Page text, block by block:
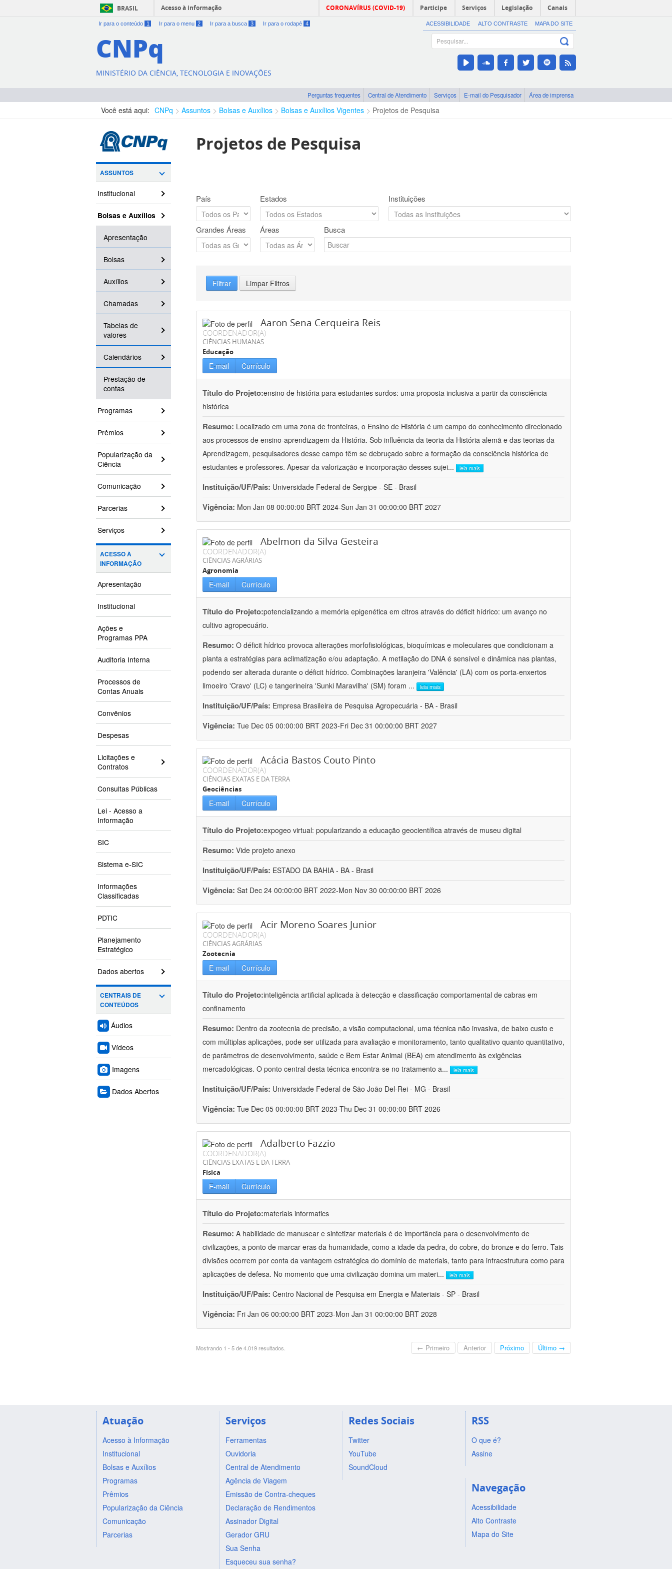
BRASIL Acesso à informação CORONAVÍRUS (COVID-19) Participe Serviços Legislação Canais
Ir para o conteúdo 1 Ir para o menu 2 Ir para a busca 3 Ir para o rodapé 4 ACESSIBILIDADE ALTO CONTRASTE MAPA DO SITE
CNPq
MINISTÉRIO DA CIÊNCIA, TECNOLOGIA E INOVAÇÕES
Perguntas frequentes Central de Atendimento Serviços E-mail do Pesquisador Área de imprensa
Você está aqui: CNPq Assuntos Bolsas e Auxílios Bolsas e Auxílios Vigentes Projetos de Pesquisa
ASSUNTOS
Institucional
Bolsas e Auxílios
Apresentação
Bolsas
Auxílios
Chamadas
Tabelas de
valores
Calendários
Prestação de
contas
Programas
Prêmios
Popularização da
Ciência
Comunicação
Parcerias
Serviços
ACESSO À
INFORMAÇÃO
Apresentação
Institucional
Ações e
Programas PPA
Auditoria Interna
Processos de
Contas Anuais
Convênios
Despesas
Licitações e
Contratos
Consultas Públicas
Lei - Acesso a
Informação
SIC
Sistema e-SIC
Informações
Classificadas
PDTIC
Planejamento
Estratégico
Dados abertos
CENTRAIS DE
CONTEÚDOS
Áudios
Vídeos
Imagens
Dados Abertos
Projetos de Pesquisa
País Estados Instituições
Grandes Áreas Áreas Busca
Filtrar Limpar Filtros
Aaron Sena Cerqueira Reis
COORDENADOR(A)
CIÊNCIAS HUMANAS
Educação
E-mail Currículo
Título do Projeto:ensino de história para estudantes surdos: uma proposta inclusiva a partir da consciência
histórica
Resumo: Localizado em uma zona de fronteiras, o Ensino de História é um campo do conhecimento direcionado
aos processos de ensino-aprendizagem da História. Sob influência da teoria da História alemã e das teorias da
Aprendizagem, pesquisadores desse campo têm se debruçado sobre a formação da consciência histórica de
estudantes e professores. Apesar da valorização e incorporação desses sujei... leia mais
Instituição/UF/País: Universidade Federal de Sergipe - SE - Brasil
Vigência: Mon Jan 08 00:00:00 BRT 2024-Sun Jan 31 00:00:00 BRT 2027
Abelmon da Silva Gesteira
COORDENADOR(A)
CIÊNCIAS AGRÁRIAS
Agronomia
E-mail Currículo
Título do Projeto:potencializando a memória epigenética em citros através do déficit hídrico: um avanço no
cultivo agropecuário.
Resumo: O déficit hídrico provoca alterações morfofisiológicas, bioquímicas e moleculares que condicionam a
planta a estratégias para aclimatização e/ou adaptação. A metilação do DNA é sensível e dinâmica nas plantas,
podendo ser alterada durante o déficit hídrico. Combinações laranjeira 'Valência' (LA) com os porta-enxertos
limoeiro 'Cravo' (LC) e tangerineira 'Sunki Maravilha' (SM) foram ... leia mais
Instituição/UF/País: Empresa Brasileira de Pesquisa Agropecuária - BA - Brasil
Vigência: Tue Dec 05 00:00:00 BRT 2023-Fri Dec 31 00:00:00 BRT 2027
Acácia Bastos Couto Pinto
COORDENADOR(A)
CIÊNCIAS EXATAS E DA TERRA
Geociências
E-mail Currículo
Título do Projeto:expogeo virtual: popularizando a educação geocientífica através de museu digital
Resumo: Vide projeto anexo
Instituição/UF/País: ESTADO DA BAHIA - BA - Brasil
Vigência: Sat Dec 24 00:00:00 BRT 2022-Mon Nov 30 00:00:00 BRT 2026
Acir Moreno Soares Junior
COORDENADOR(A)
CIÊNCIAS AGRÁRIAS
Zootecnia
E-mail Currículo
Título do Projeto:inteligência artificial aplicada à detecção e classificação comportamental de cabras em
confinamento
Resumo: Dentro da zootecnia de precisão, a visão computacional, uma técnica não invasiva, de baixo custo e
com múltiplas aplicações, pode ser utilizada para avaliação e monitoramento, tanto qualitativo quanto quantitativo,
de parâmetros de desenvolvimento, saúde e Bem Estar Animal (BEA) em atendimento às exigências
mercadológicas. O ponto central desta técnica encontra-se no tratamento a... leia mais
Instituição/UF/País: Universidade Federal de São João Del-Rei - MG - Brasil
Vigência: Tue Dec 05 00:00:00 BRT 2023-Thu Dec 31 00:00:00 BRT 2026
Adalberto Fazzio
COORDENADOR(A)
CIÊNCIAS EXATAS E DA TERRA
Física
E-mail Currículo
Título do Projeto:materials informatics
Resumo: A habilidade de manusear e sintetizar materiais é de importância para o desenvolvimento de
civilizações, a ponto de marcar eras da humanidade, como a idade da pedra, do cobre, do bronze e do ferro. Tais
divisões ocorrem por conta da vantagem estratégica do domínio de materiais, tanto para infraestrutura como para
aplicações de defesa. No momento que uma civilização domina um materi... leia mais
Instituição/UF/País: Centro Nacional de Pesquisa em Energia e Materiais - SP - Brasil
Vigência: Fri Jan 06 00:00:00 BRT 2023-Mon Jan 31 00:00:00 BRT 2028
Mostrando 1 - 5 de 4.019 resultados. ← Primeiro Anterior Próximo Último →
Atuação
Acesso à Informação
Institucional
Bolsas e Auxílios
Programas
Prêmios
Popularização da Ciência
Comunicação
Parcerias
Serviços
Ferramentas
Ouvidoria
Central de Atendimento
Agência de Viagem
Emissão de Contra-cheques
Declaração de Rendimentos
Assinador Digital
Gerador GRU
Sua Senha
Esqueceu sua senha?
Redes Sociais
Twitter
YouTube
SoundCloud
RSS
O que é?
Assine
Navegação
Acessibilidade
Alto Contraste
Mapa do Site